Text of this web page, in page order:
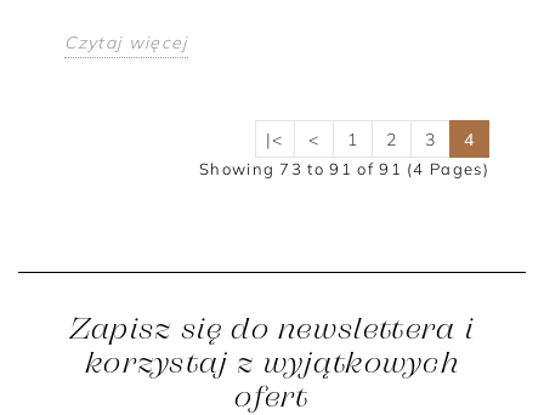
Czytaj więcej
|< < 1 2 3 4
Showing 73 to 91 of 91 (4 Pages)
Zapisz się do newslettera i
korzystaj z wyjątkowych
ofert